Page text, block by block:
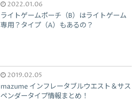
2022.01.06
ライトゲームポーチ（B）はライトゲーム
専用？タイプ（A）もあるの？
2019.02.05
mazume インフレータブルウエスト＆サス
ペンダータイプ情報まとめ！